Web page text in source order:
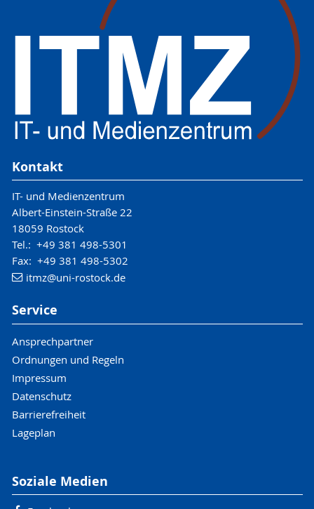
Kontakt
IT- und Medienzentrum
Albert-Einstein-Straße 22
18059 Rostock
Tel.: +49 381 498-5301
Fax: +49 381 498-5302
itmz@uni-rostock.de
Service
Ansprechpartner
Ordnungen und Regeln
Impressum
Datenschutz
Barrierefreiheit
Lageplan
Soziale Medien